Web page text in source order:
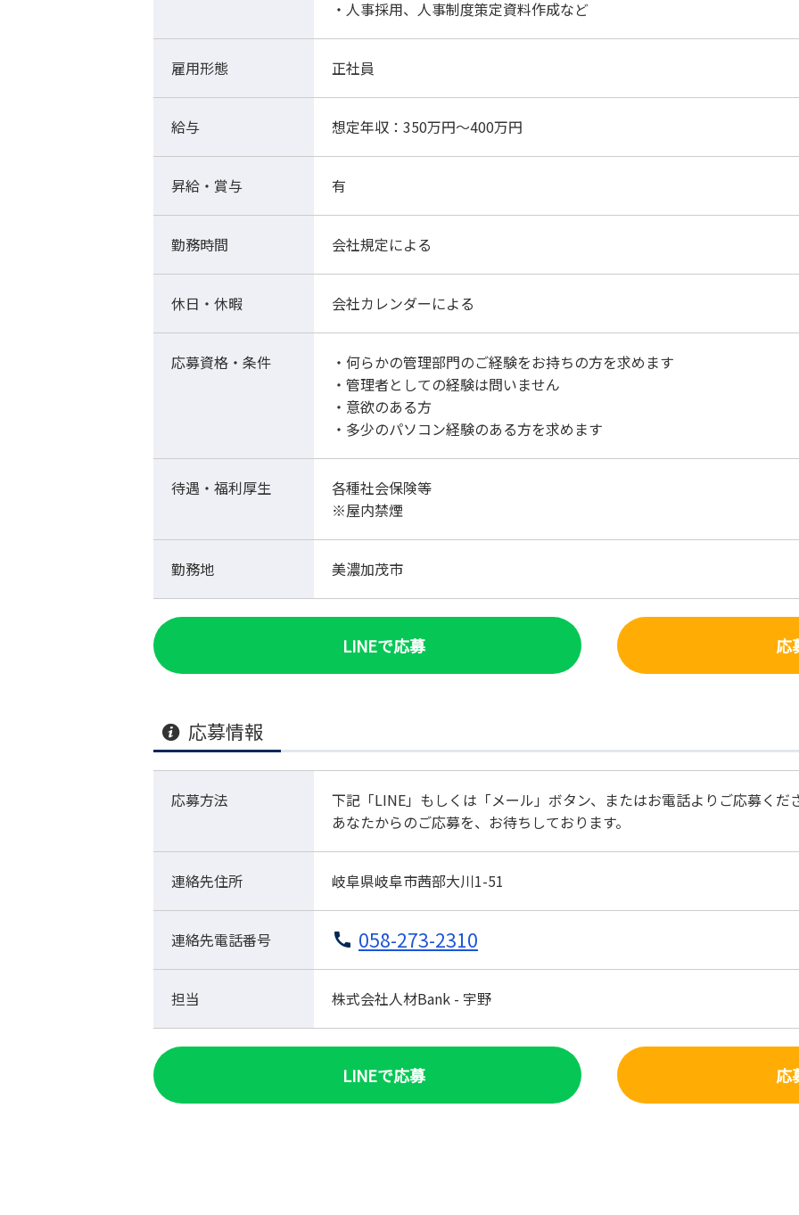
・人事採用、人事制度策定資料作成など
雇用形態 正社員
給与 想定年収：350万円～400万円
昇給・賞与 有
勤務時間 会社規定による
休日・休暇 会社カレンダーによる
応募資格・条件
・何らかの管理部門のご経験をお持ちの方を求めます
・管理者としての経験は問いません
・意欲のある方
・多少のパソコン経験のある方を求めます
待遇・福利厚生
各種社会保険等
※屋内禁煙
勤務地 美濃加茂市
LINEで応募 応
応募情報
応募方法
下記「LINE」もしくは「メール」ボタン、またはお電話よりご応募くだ
あなたからのご応募を、お待ちしております。
連絡先住所 岐阜県岐阜市茜部大川1-51
連絡先電話番号 058-273-2310
担当 株式会社人材Bank - 宇野
LINEで応募 応